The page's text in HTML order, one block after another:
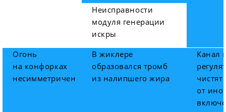
Неисправности
модуля генерации
искры
Огонь
на конфорках
несимметричен
В жиклере
образовался тромб
из налипшего жира
Канал
чистят
от